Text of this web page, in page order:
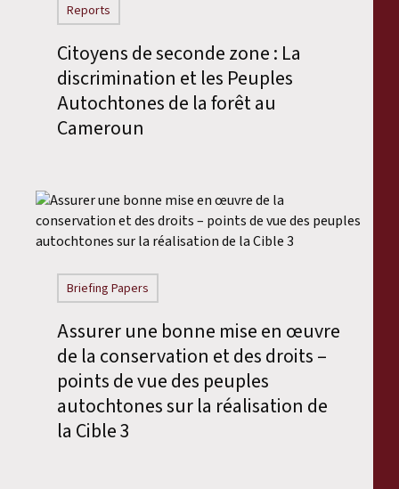
Reports
Citoyens de seconde zone : La
discrimination et les Peuples
Autochtones de la forêt au
Cameroun
Briefing Papers
Assurer une bonne mise en œuvre
de la conservation et des droits –
points de vue des peuples
autochtones sur la réalisation de
la Cible 3